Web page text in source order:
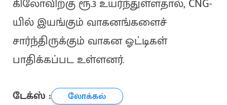
கிலோவிற்கு ரூ.3 உயர்ந்துள்ளதால், CNG-
யில் இயங்கும் வாகனங்களைச்
சார்ந்திருக்கும் வாகன ஓட்டிகள்
பாதிக்கப்பட உள்ளனர்.
டேக்ஸ் :
லோக்கல்